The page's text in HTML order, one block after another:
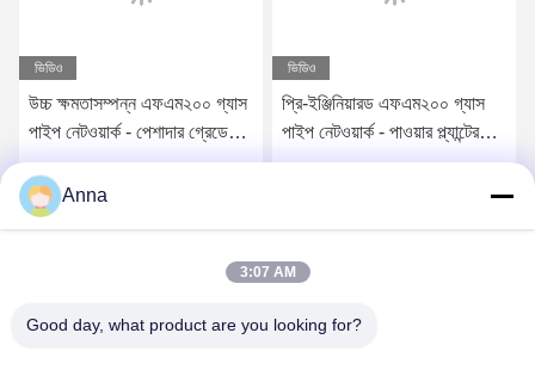
ভিডিও
উচ্চ ক্ষমতাসম্পন্ন এফএম২০০ গ্যাস
পাইপ নেটওয়ার্ক - পেশাদার গ্রেডের
অগ্নি নির্বাপক সরঞ্জাম
সেরা দাম পান
ভিডিও
প্রি-ইঞ্জিনিয়ারড এফএম২০০ গ্যাস
পাইপ নেটওয়ার্ক - পাওয়ার প্ল্যান্টের
জন্য নির্ভরযোগ্য ইনার্ট গ্যাস সিস্টেম
Anna
3:07 AM
Good day, what product are you looking for?